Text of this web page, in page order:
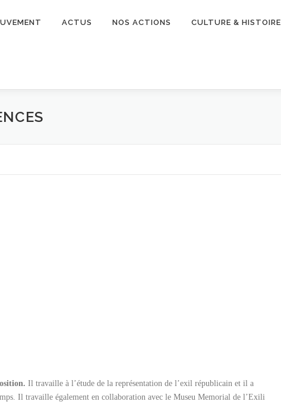
ACTUS NOS ACTIONS CULTURE & HISTOIRE
Il travaille à l’étude de la représentation de l’exil républicain et il a
Il travaille également en collaboration avec le Museu Memorial de l’Exili